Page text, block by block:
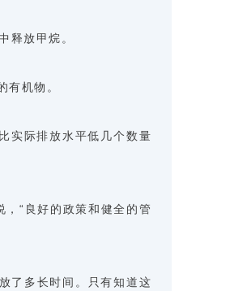
释放甲烷。
机物。
实际排放水平低几个数量
“良好的政策和健全的管
了多长时间。只有知道这